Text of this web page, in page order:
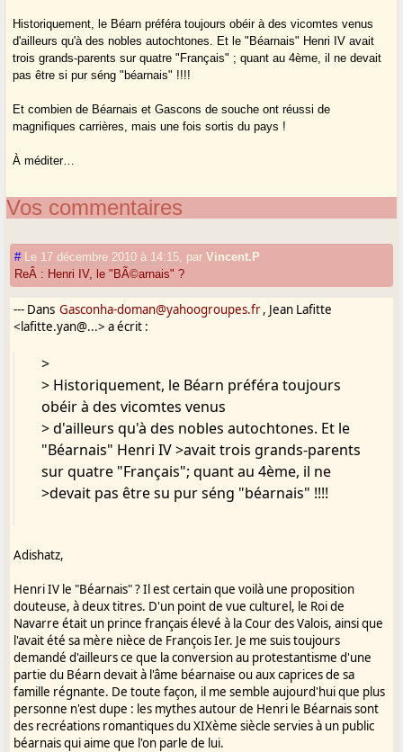
Historiquement, le Béarn préféra toujours obéir à des vicomtes venus
d'ailleurs qu'à des nobles autochtones. Et le "Béarnais" Henri IV avait
trois grands-parents sur quatre "Français" ; quant au 4ème, il ne devait
pas être si pur séng "béarnais" !!!!
Et combien de Béarnais et Gascons de souche ont réussi de
magnifiques carrières, mais une fois sortis du pays !
À méditer…
Vos commentaires
# Le 17 décembre 2010 à 14:15 parVincent.P
ReÂ : Henri IV, le "BÃ©arnais" ?
--- Dans Gasconha-doman@yahoogroupes.fr, Jean Lafitte
<lafitte.yan@...> a écrit :
>
> Historiquement, le Béarn préféra toujours
obéir à des vicomtes venus
> d'ailleurs qu'à des nobles autochtones. Et le
"Béarnais" Henri IV >avait trois grands-parents
sur quatre "Français"; quant au 4ème, il ne
>devait pas être su pur séng "béarnais" !!!!
Adishatz,
Henri IV le "Béarnais" ? Il est certain que voilà une proposition
douteuse, à deux titres. D'un point de vue culturel, le Roi de
Navarre était un prince français élevé à la Cour des Valois, ainsi que
l'avait été sa mère nièce de François Ier. Je me suis toujours
demandé d'ailleurs ce que la conversion au protestantisme d'une
partie du Béarn devait à l'âme béarnaise ou aux caprices de sa
famille régnante. De toute façon, il me semble aujourd'hui que plus
personne n'est dupe : les mythes autour de Henri le Béarnais sont
des recréations romantiques du XIXème siècle servies à un public
béarnais qui aime que l'on parle de lui.